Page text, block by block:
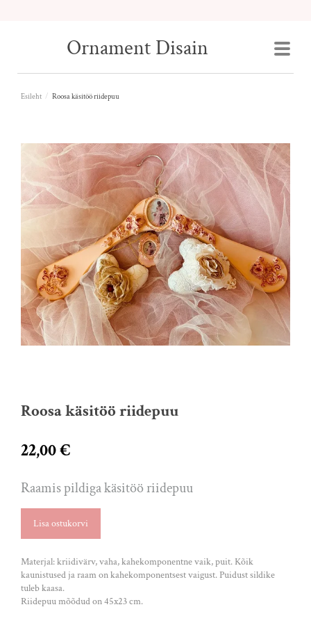
Ornament Disain
Esileht / Roosa käsitöö riidepuu
Roosa käsitöö riidepuu
22,00 €
Raamis pildiga käsitöö riidepuu
Lisa ostukorvi
Materjal: kriidivärv, vaha, kahekomponentne vaik, puit. Kõik
kaunistused ja raam on kahekomponentsest vaigust. Puidust sildike
tuleb kaasa.
Riidepuu mõõdud on 45x23 cm.